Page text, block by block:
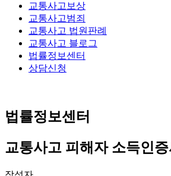
교통사고보상
교통사고범죄
교통사고 법원판례
교통사고 블로그
법률정보센터
상담신청
법률정보센터
교통사고 피해자 소득인